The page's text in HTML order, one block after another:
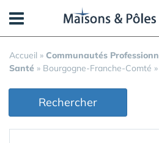
Accueil » Communautés
Santé » Bourgogne-Franche-Comté »
Rechercher
Panneau de gestion des cookies